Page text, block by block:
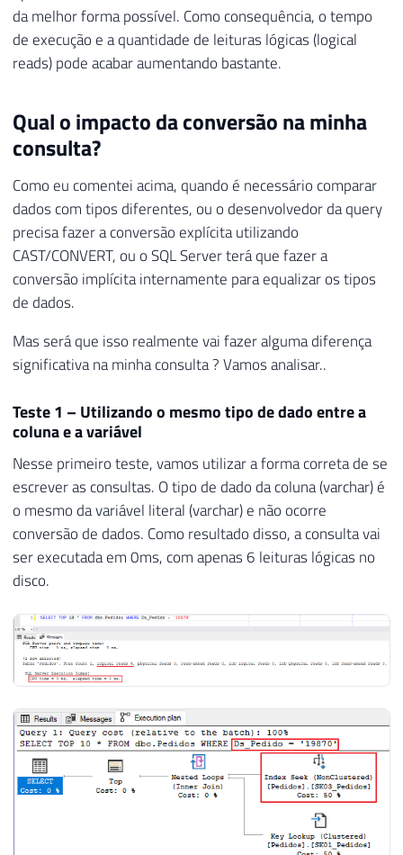
da melhor forma possível. Como consequência, o tempo
de execução e a quantidade de leituras lógicas (logical
reads) pode acabar aumentando bastante.
Qual o impacto da conversão na minha
consulta?
Como eu comentei acima, quando é necessário comparar
dados com tipos diferentes, ou o desenvolvedor da query
precisa fazer a conversão explícita utilizando
CAST/CONVERT, ou o SQL Server terá que fazer a
conversão implícita internamente para equalizar os tipos
de dados.
Mas será que isso realmente vai fazer alguma diferença
significativa na minha consulta ? Vamos analisar..
Teste 1 – Utilizando o mesmo tipo de dado entre a
coluna e a variável
Nesse primeiro teste, vamos utilizar a forma correta de se
escrever as consultas. O tipo de dado da coluna (varchar) é
o mesmo da variável literal (varchar) e não ocorre
conversão de dados. Como resultado disso, a consulta vai
ser executada em 0ms, com apenas 6 leituras lógicas no
disco.